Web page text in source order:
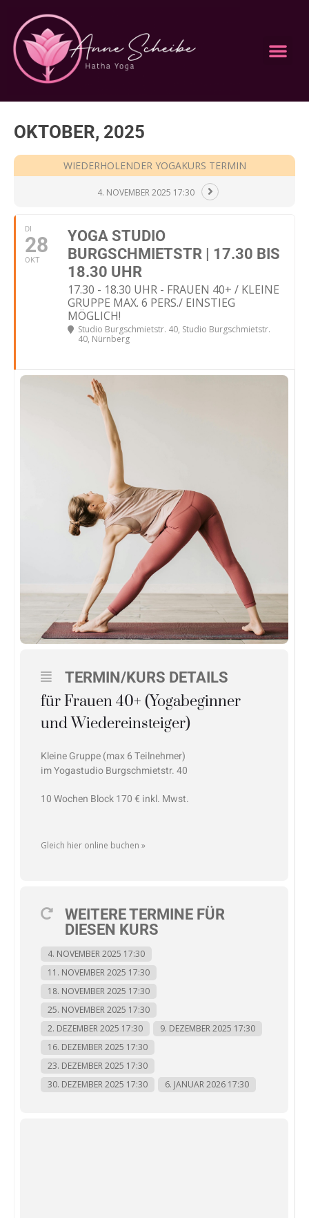
OKTOBER, 2025
WIEDERHOLENDER YOGAKURS TERMIN
4. NOVEMBER 2025 17:30
DI
28
OKT
YOGA STUDIO
BURGSCHMIETSTR | 17.30 BIS
18.30 UHR
17.30 - 18.30 UHR - FRAUEN 40+ / KLEINE
GRUPPE MAX. 6 PERS./ EINSTIEG
MÖGLICH!
Studio Burgschmietstr. 40, Studio Burgschmietstr.
40, Nürnberg
TERMIN/KURS DETAILS
für Frauen 40+ (Yogabeginner
und Wiedereinsteiger)
Kleine Gruppe (max 6 Teilnehmer)
im Yogastudio Burgschmietstr. 40
10 Wochen Block 170 € inkl. Mwst.
Gleich hier online buchen »
WEITERE TERMINE FÜR
DIESEN KURS
4. NOVEMBER 2025 17:30
11. NOVEMBER 2025 17:30
18. NOVEMBER 2025 17:30
25. NOVEMBER 2025 17:30
2. DEZEMBER 2025 17:30
9. DEZEMBER 2025 17:30
16. DEZEMBER 2025 17:30
23. DEZEMBER 2025 17:30
30. DEZEMBER 2025 17:30
6. JANUAR 2026 17:30